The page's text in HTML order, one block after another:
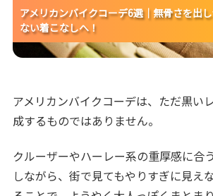
アメリカンバイクコーデ6選｜無骨さを出
ない着こなしへ！
アメリカンバイクコーデ6選｜無骨さを出
ない着こなしへ！
アメリカンバイクコーデ6選｜無骨さを出
ない着こなしへ！
アメリカンバイクコーデは、ただ黒い
成するものではありません。
クルーザーやハーレー系の重厚感に合
しながら、街で見てもやりすぎに見え